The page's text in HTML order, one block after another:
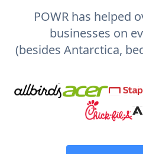
POWR has helped
businesses on
(besides Antarctica,